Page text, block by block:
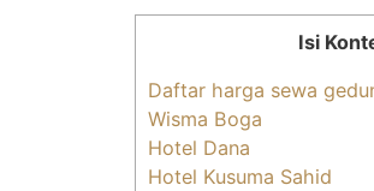
Isi
Daftar harga sewa
Wisma Boga
Hotel Dana
Hotel Kusuma Sahid